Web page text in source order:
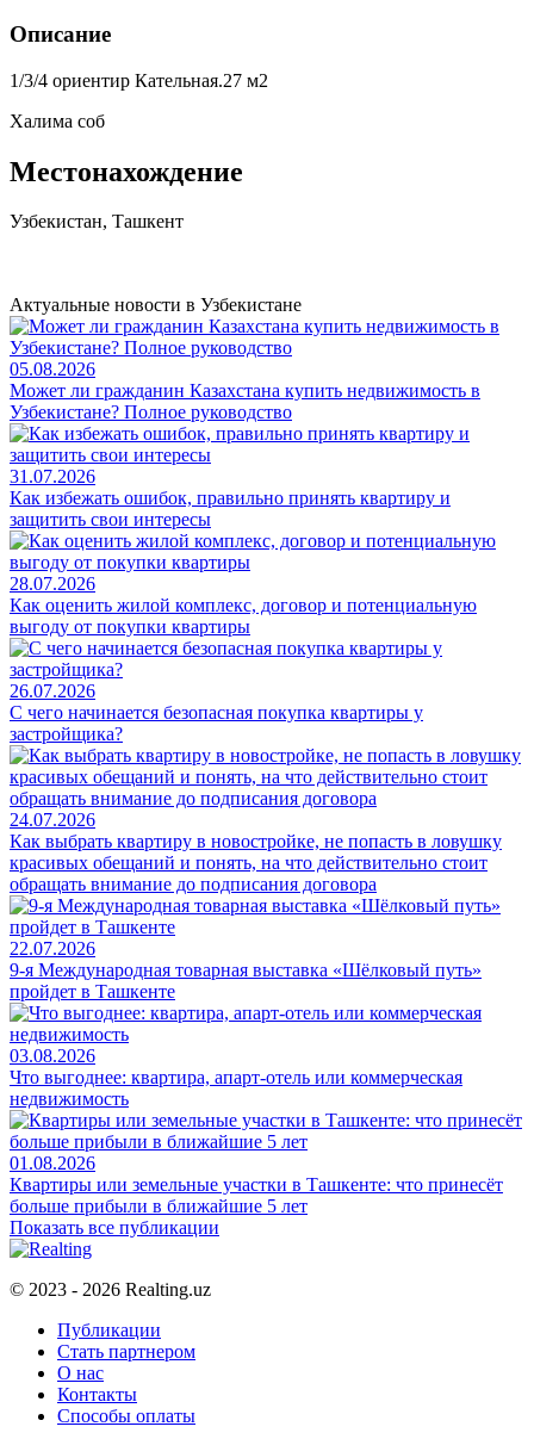
Описание
1/3/4 ориентир Кательная.27 м2
Халима соб
Местонахождение
Узбекистан, Ташкент
Актуальные новости в Узбекистане
05.08.2026
Может ли гражданин Казахстана купить недвижимость в
Узбекистане? Полное руководство
31.07.2026
Как избежать ошибок, правильно принять квартиру и
защитить свои интересы
28.07.2026
Как оценить жилой комплекс, договор и потенциальную
выгоду от покупки квартиры
26.07.2026
С чего начинается безопасная покупка квартиры у
застройщика?
24.07.2026
Как выбрать квартиру в новостройке, не попасть в ловушку
красивых обещаний и понять, на что действительно стоит
обращать внимание до подписания договора
22.07.2026
9-я Международная товарная выставка «Шёлковый путь»
пройдет в Ташкенте
03.08.2026
Что выгоднее: квартира, апарт-отель или коммерческая
недвижимость
01.08.2026
Квартиры или земельные участки в Ташкенте: что принесёт
больше прибыли в ближайшие 5 лет
Показать все публикации
© 2023 - 2026 Realting.uz
Публикации
Стать партнером
О нас
Контакты
Способы оплаты